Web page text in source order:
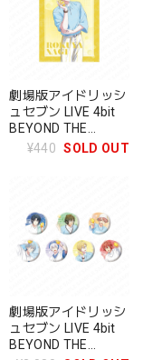
劇場版アイドリッシ
ュセブン LIVE 4bit
BEYOND THE
PERiOD クリアファ
¥440 SOLD OUT
劇場版アイドリッシ
ュセブン LIVE 4bit
BEYOND THE